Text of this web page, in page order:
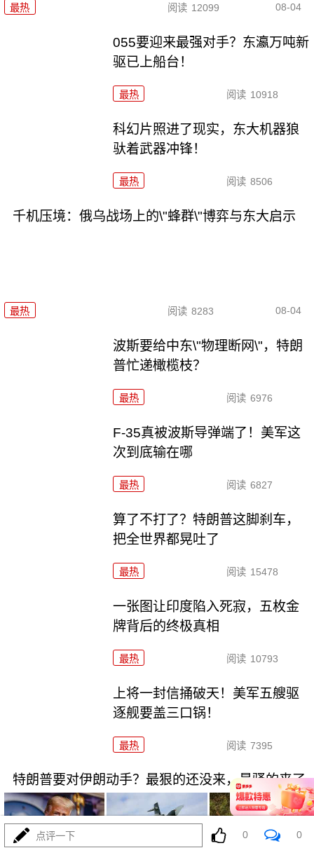
最热 阅读 12099 08-04
055要迎来最强对手？东瀛万吨新
驱已上船台！
最热 阅读 10918
科幻片照进了现实，东大机器狼
驮着武器冲锋！
最热 阅读 8506
千机压境：俄乌战场上的\"蜂群\"博弈与东大启示
最热 阅读 8283 08-04
波斯要给中东\"物理断网\"，特朗
普忙递橄榄枝？
最热 阅读 6976
F-35真被波斯导弹端了！美军这
次到底输在哪
最热 阅读 6827
算了不打了？特朗普这脚刹车，
把全世界都晃吐了
最热 阅读 15478
一张图让印度陷入死寂，五枚金
牌背后的终极真相
最热 阅读 10793
上将一封信捅破天！美军五艘驱
逐舰要盖三口锅！
最热 阅读 7395
特朗普要对伊朗动手？最狠的还没来，最骚的来了
点评一下 0 0